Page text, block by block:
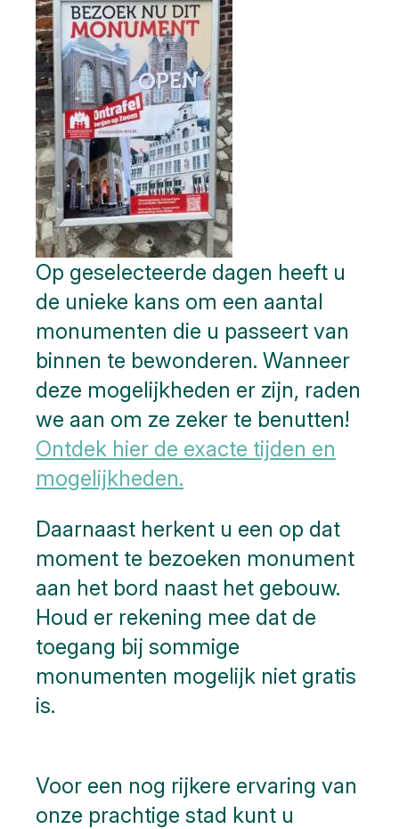
Op geselecteerde dagen heeft u
de unieke kans om een aantal
monumenten die u passeert van
binnen te bewonderen. Wanneer
deze mogelijkheden er zijn, raden
we aan om ze zeker te benutten!
Ontdek hier de exacte tijden en
mogelijkheden.
Daarnaast herkent u een op dat
moment te bezoeken monument
aan het bord naast het gebouw.
Houd er rekening mee dat de
toegang bij sommige
monumenten mogelijk niet gratis
is.
Voor een nog rijkere ervaring van
onze prachtige stad kunt u